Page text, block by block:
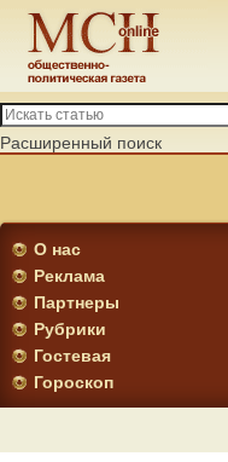
Расширенный поиск
О нас
Реклама
Партнеры
Рубрики
Гостевая
Гороскоп